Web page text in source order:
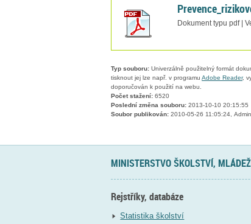
Dokument typu pdf |
Typ souboru: Univerzálně použitelný formát
tisknout jej lze např. v programu Adobe Reader,
doporučován k použití na webu.
Počet stažení: 6520
Poslední změna souboru: 2013-10-10 20:15:55
Soubor publikován: 2010-05-26 11:05:24,
MINISTERSTVO ŠKOLSTVÍ,
Rejstříky, databáze
Statistika školství